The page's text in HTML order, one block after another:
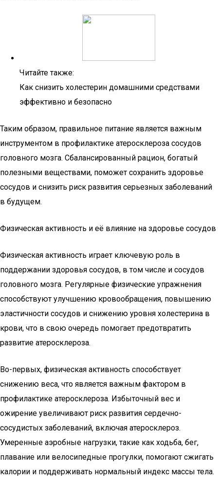
Читайте также:
Как снизить холестерин домашними средствами
эффективно и безопасно
Таким образом, правильное питание является важным
инструментом в профилактике атеросклероза сосудов
головного мозга. Сбалансированный рацион, богатый
полезными веществами, поможет сохранить здоровье
сосудов и снизить риск развития серьезных заболеваний
в будущем.
Физическая активность и её влияние на здоровье сосудов
Физическая активность играет ключевую роль в
поддержании здоровья сосудов, в том числе и сосудов
головного мозга. Регулярные физические упражнения
способствуют улучшению кровообращения, повышению
эластичности сосудов и снижению уровня холестерина в
крови, что в свою очередь помогает предотвратить
развитие атеросклероза.
Во-первых, физическая активность способствует
снижению веса, что является важным фактором в
профилактике атеросклероза. Избыточный вес и
ожирение увеличивают риск развития сердечно-
сосудистых заболеваний, включая атеросклероз.
Умеренные аэробные нагрузки, такие как ходьба, бег,
плавание или велосипедные прогулки, помогают сжигать
калории и поддерживать нормальный индекс массы тела.